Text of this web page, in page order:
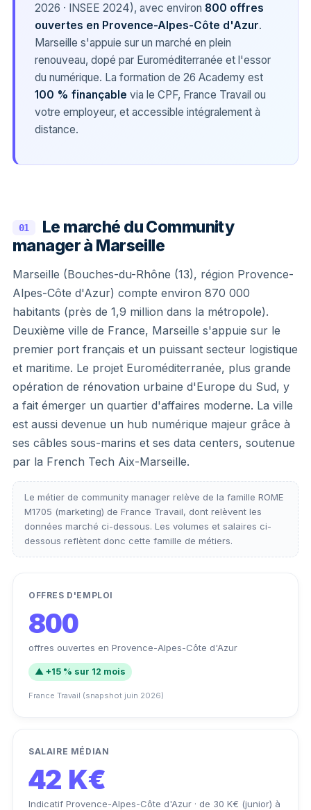
2026 · INSEE 2024), avec environ 800 offres
ouvertes en Provence-Alpes-Côte d'Azur.
Marseille s'appuie sur un marché en plein
renouveau, dopé par Euroméditerranée et l'essor
du numérique. La formation de 26 Academy est
100 % finançable via le CPF, France Travail ou
votre employeur, et accessible intégralement à
distance.
01
Le marché du Community
manager à Marseille
Marseille (Bouches-du-Rhône (13), région Provence-
Alpes-Côte d'Azur) compte environ 870 000
habitants (près de 1,9 million dans la métropole).
Deuxième ville de France, Marseille s'appuie sur le
premier port français et un puissant secteur logistique
et maritime. Le projet Euroméditerranée, plus grande
opération de rénovation urbaine d'Europe du Sud, y
a fait émerger un quartier d'affaires moderne. La ville
est aussi devenue un hub numérique majeur grâce à
ses câbles sous-marins et ses data centers, soutenue
par la French Tech Aix-Marseille.
Le métier de community manager relève de la famille ROME
M1705 (marketing) de France Travail, dont relèvent les
données marché ci-dessous. Les volumes et salaires ci-
dessous reflètent donc cette famille de métiers.
OFFRES D'EMPLOI
800
offres ouvertes en Provence-Alpes-Côte d'Azur
▲ +15 % sur 12 mois
France Travail (snapshot juin 2026)
SALAIRE MÉDIAN
42 K€
Indicatif Provence-Alpes-Côte d'Azur · de 30 K€ (junior) à